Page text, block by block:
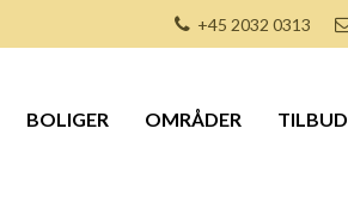
+45 2032 0313
BOLIGER OMRÅDER TILBUD